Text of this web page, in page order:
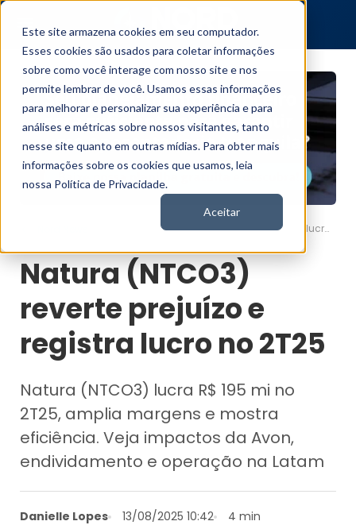
Este site armazena cookies em seu computador.
Esses cookies são usados para coletar informações
sobre como você interage com nosso site e nos
permite lembrar de você. Usamos essas informações
para melhorar e personalizar sua experiência e para
análises e métricas sobre nossos visitantes, tanto
nesse site quanto em outras mídias. Para obter mais
informações sobre os cookies que usamos, leia
nossa Política de Privacidade.
Aceitar
Natura (NTCO3) reverte prejuízo e registra lucro no 2T25
Natura (NTCO3)
reverte prejuízo e
registra lucro no 2T25
Natura (NTCO3) lucra R$ 195 mi no
2T25, amplia margens e mostra
eficiência. Veja impactos da Avon,
endividamento e operação na Latam
Danielle Lopes 13/08/2025 10:42 4 min